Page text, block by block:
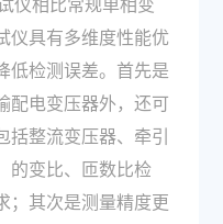
仪相比常规单相变
仪具有多维度性能优
低检测误差。首先是
配电变压器外，还可
括整流变压器、牵引
的变比、匝数比检
；其次是测量精度更